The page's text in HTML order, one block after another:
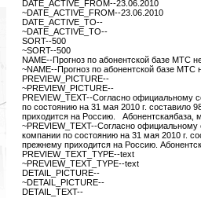
DATE_ACTIVE_FROM--23.06.2010
~DATE_ACTIVE_FROM--23.06.2010
DATE_ACTIVE_TO--
~DATE_ACTIVE_TO--
SORT--500
~SORT--500
NAME--Прогноз по абонентской базе МТС
~NAME--Прогноз по абонентской базе МТС
PREVIEW_PICTURE--
~PREVIEW_PICTURE--
PREVIEW_TEXT--Согласно официальному
по состоянию на 31 мая 2010 г. составило
приходится на Россию. Абонентскаябаза,
~PREVIEW_TEXT--Согласно
компании по состоянию на 31 мая 2010 г.
прежнему приходится на Россию.
PREVIEW_TEXT_TYPE--text
~PREVIEW_TEXT_TYPE--text
DETAIL_PICTURE--
~DETAIL_PICTURE--
DETAIL_TEXT--